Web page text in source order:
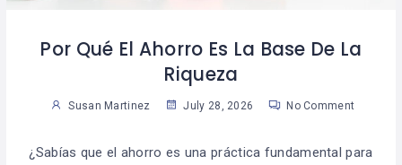
Por Qué El Ahorro Es La Base De La
Riqueza
Susan Martinez July 28, 2026 No Comment
¿Sabías que el ahorro es una práctica fundamental para